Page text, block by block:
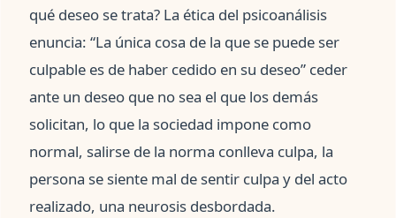
qué deseo se trata? La ética del psicoanálisis
enuncia: “La única cosa de la que se puede ser
culpable es de haber cedido en su deseo” ceder
ante un deseo que no sea el que los demás
solicitan, lo que la sociedad impone como
normal, salirse de la norma conlleva culpa, la
persona se siente mal de sentir culpa y del acto
realizado, una neurosis desbordada.